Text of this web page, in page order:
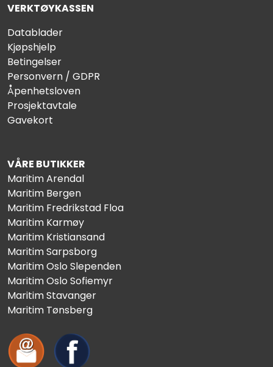
VERKTØYKASSEN
Datablader
Kjøpshjelp
Betingelser
Personvern / GDPR
Åpenhetsloven
Prosjektavtale
Gavekort
VÅRE BUTIKKER
Maritim Arendal
Maritim Bergen
Maritim Fredrikstad Floa
Maritim Karmøy
Maritim Kristiansand
Maritim Sarpsborg
Maritim Oslo Slependen
Maritim Oslo Sofiemyr
Maritim Stavanger
Maritim Tønsberg